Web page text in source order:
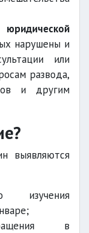
нарушены и
или
развода,
и другим
выявляются
изучения
в